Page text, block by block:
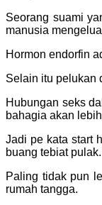
Seorang suami
manusia
Hormon endorfin
Selain itu pelukan
Hubungan seks
bahagia akan
Jadi pe kata start
buang tebiat pulak.
Paling tidak pun
rumah tangga.